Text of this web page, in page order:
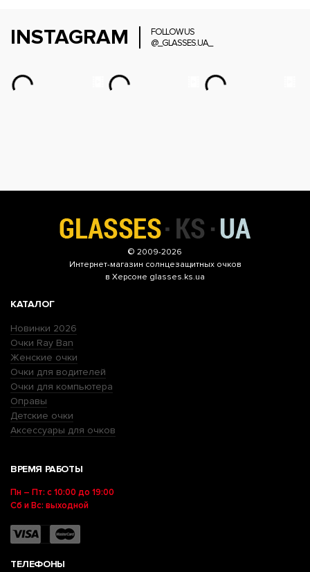
INSTAGRAM
FOLLOW US
@_GLASSES.UA_
© 2009-2026
Интернет-магазин солнцезащитных очков
в Херсоне glasses.ks.ua
КАТАЛОГ
Новинки 2026
Очки Ray Ban
Женские очки
Очки для водителей
Очки для компьютера
Оправы
Детские очки
Аксессуары для очков
ВРЕМЯ РАБОТЫ
Пн – Пт: с 10:00 до 19:00
Сб и Вс: выходной
ТЕЛЕФОНЫ